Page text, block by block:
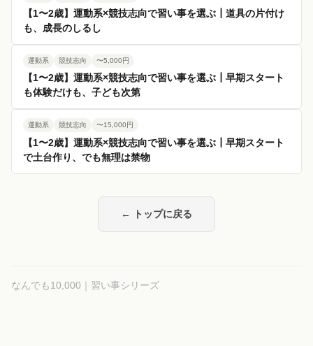
【1〜2歳】運動系×競技志向で習い事を選ぶ┃道具の片付け
も、成長のしるし
運動系 競技志向 〜5,000円
【1〜2歳】運動系×競技志向で習い事を選ぶ┃早期スタート
も体験だけも、子ども次第
運動系 競技志向 〜15,000円
【1〜2歳】運動系×競技志向で習い事を選ぶ┃早期スタート
で土台作り、でも無理は禁物
← トップに戻る
なんでも10,000｜習い事シリーズ